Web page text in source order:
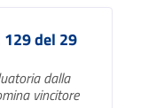
del 29
dalla
vincitore